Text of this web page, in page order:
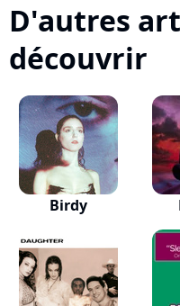
D'autres
découvrir
Birdy